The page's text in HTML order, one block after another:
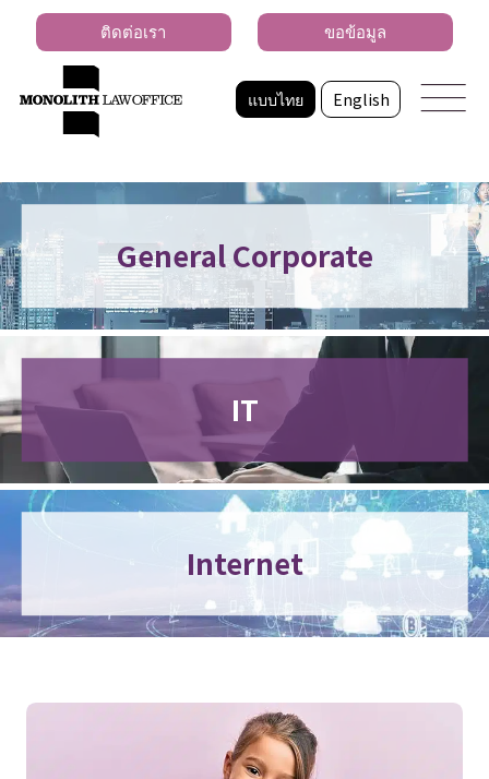
แบบไทย English
ติดต่อเรา ขอข้อมูล
General Corporate
IT
Internet